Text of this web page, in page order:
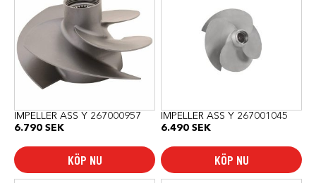
IMPELLER ASS Y 267000957
6.790 SEK
KÖP NU
IMPELLER ASS Y 267001045
6.490 SEK
KÖP NU